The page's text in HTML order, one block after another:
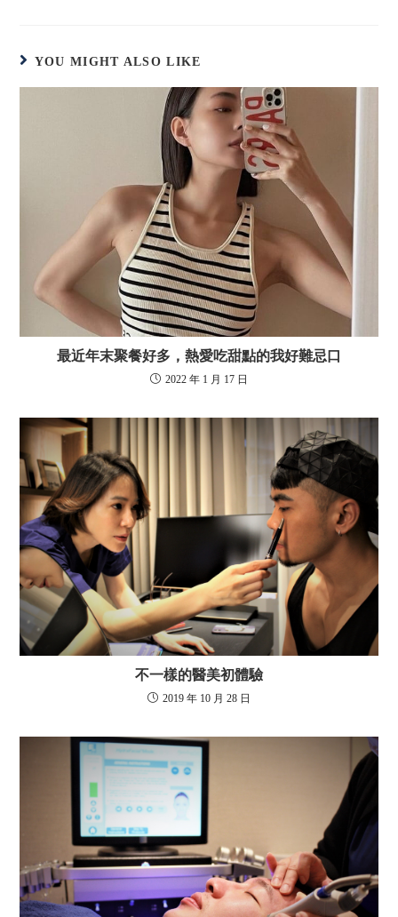
YOU MIGHT ALSO LIKE
最近年末聚餐好多，熱愛吃甜點的我好難忌口
2022 年 1 月 17 日
不一樣的醫美初體驗
2019 年 10 月 28 日